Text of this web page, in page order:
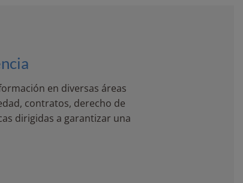
en diversas áreas
contratos, derecho de
dirigidas a garantizar una